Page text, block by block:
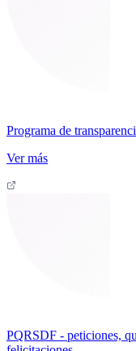
Programa de
Ver más
PQRSDF - peticiones,